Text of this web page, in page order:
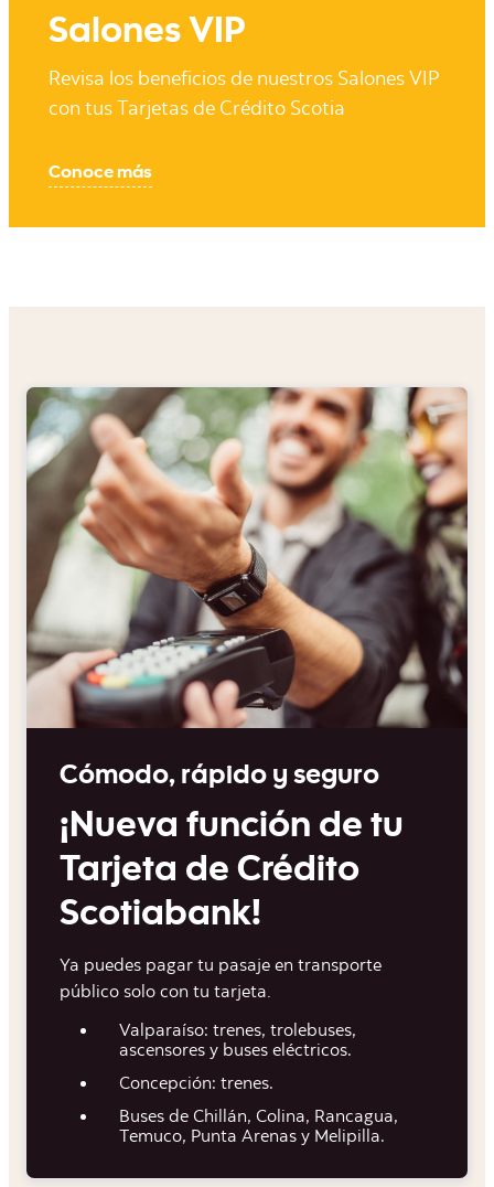
Salones VIP
Revisa los beneficios de nuestros Salones VIP
con tus Tarjetas de Crédito Scotia
Conoce más
Cómodo, rápido y seguro
¡Nueva función de tu
Tarjeta de Crédito
Scotiabank!
Ya puedes pagar tu pasaje en transporte
público solo con tu tarjeta.
Valparaíso: trenes, trolebuses,
ascensores y buses eléctricos.
Concepción: trenes.
Buses de Chillán, Colina, Rancagua,
Temuco, Punta Arenas y Melipilla.